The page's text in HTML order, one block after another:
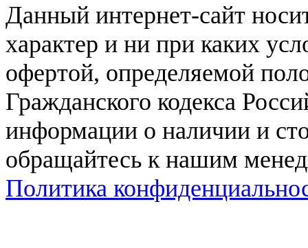
Данный интернет-сайт
характер и ни при каких
офертой, определяемой
Гражданского кодекса
информации о наличии и
обращайтесь к нашим
Политика